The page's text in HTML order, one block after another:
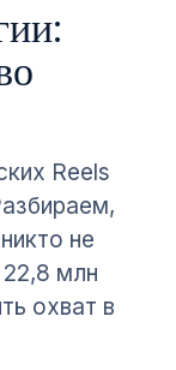
Reels
не
млн
охват в